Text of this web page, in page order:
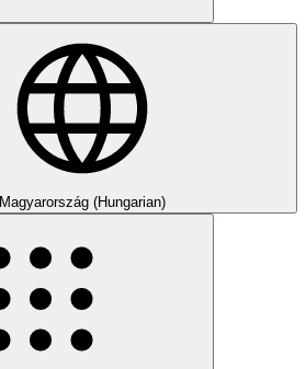
Magyarország (Hungarian)